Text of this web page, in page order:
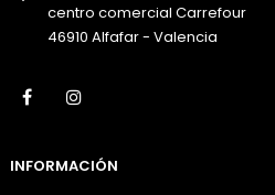
centro comercial Carrefour
46910 Alfafar - Valencia
Facebook
INFORMACIÓN